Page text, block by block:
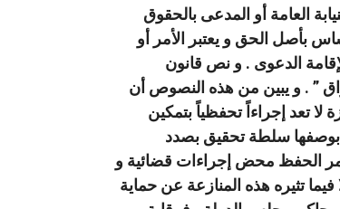
العامة أو المدعى بالحقوق
بأصل الحق و يعتبر الأمر أو
الدعوى . و نص قانون
بحفظ الأوراق ” . و يبين من هذه النصوص أن
لا تعد إجراءاً تحفظياً بتمكين
بوصفها سلطة تحقيق بصدد
الحفظ محض إجراءات قضائية و
تثيره هذه المنازعة عن حماية